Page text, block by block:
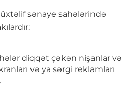
sənaye sahələrində
diqqət çəkən nişanlar və
və ya sərgi reklamları